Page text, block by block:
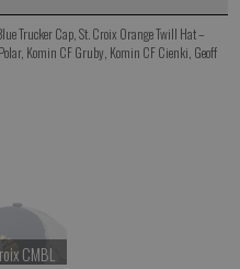
Trucker Cap ,St. Croix Orange Twill Hat –
, Komin CF Gruby Komin CF Cienki Geoff
CMBL